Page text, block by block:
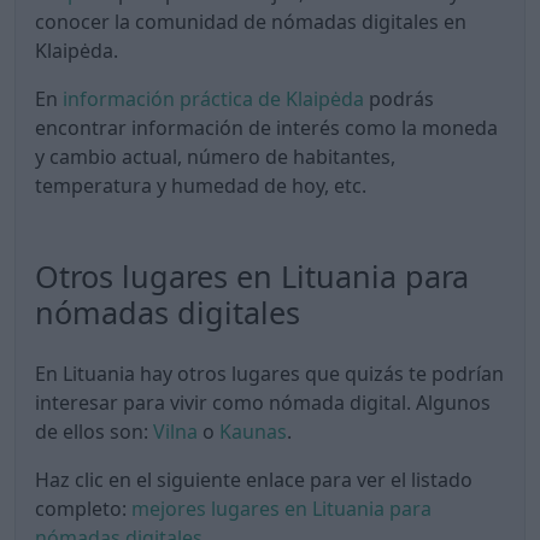
conocer la comunidad de nómadas digitales en
Klaipėda.
En información práctica de Klaipėda podrás
encontrar información de interés como la moneda
y cambio actual, número de habitantes,
temperatura y humedad de hoy, etc.
Otros lugares en Lituania para
nómadas digitales
En Lituania hay otros lugares que quizás te podrían
interesar para vivir como nómada digital. Algunos
de ellos son: Vilna o Kaunas.
Haz clic en el siguiente enlace para ver el listado
completo: mejores lugares en Lituania para